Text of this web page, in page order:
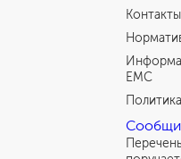
EMC